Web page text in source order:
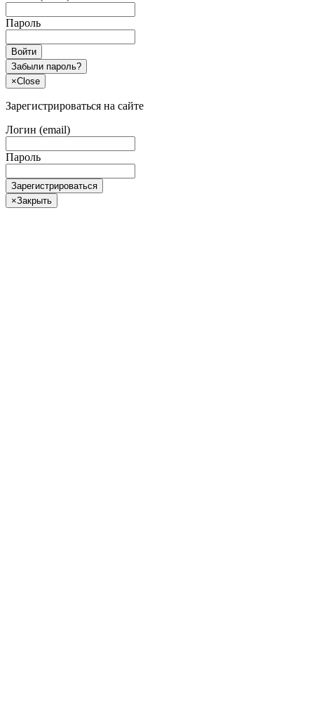
Пароль
Войти
Забыли пароль?
×Close
Зарегистрироваться на сайте
Логин (email)
Пароль
Зарегистрироваться
×Закрыть